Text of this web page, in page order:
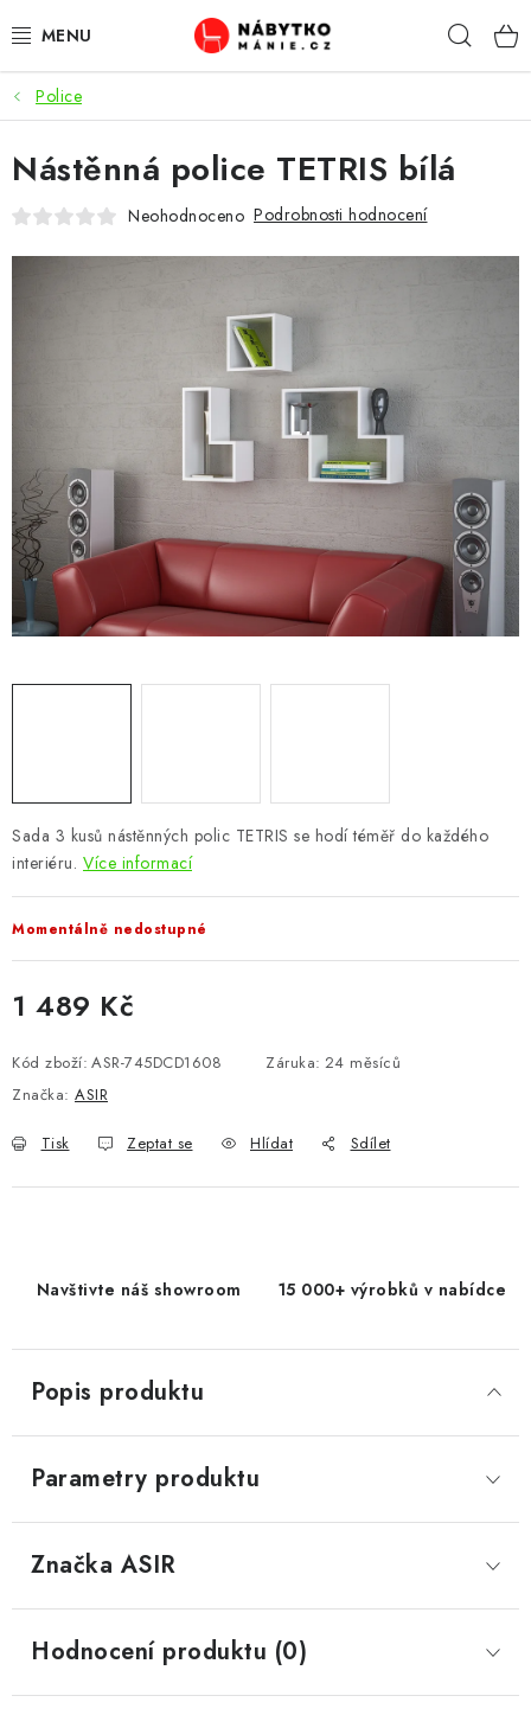
na
OBÝVACÍ POKOJ
KUCHYŇ A JÍDELNA
LOŽNICE
PŘEDSÍŇ
CHOVATELSKÉ POTŘEBY
DOPLŇKY A DEKORACE
VÝPRODEJ
Bonusový program NBM+
Police
Sada 3 kusů nástěnných polic TETRIS se hodí téměř do každého
interiéru. Více informací
Momentálně nedostupné
1 489 Kč
Kód zboží: ASR-745DCD1608 Záruka: 24 měsíců
Značka: ASIR
Tisk Zeptat se Hlídat Sdílet
Nástěnná police TETRIS bílá
Neohodnoceno Podrobnosti hodnocení
Navštivte náš showroom 15 000+ výrobků v nabídce
Popis produktu
Parametry produktu
Značka ASIR
Hodnocení produktu (0)